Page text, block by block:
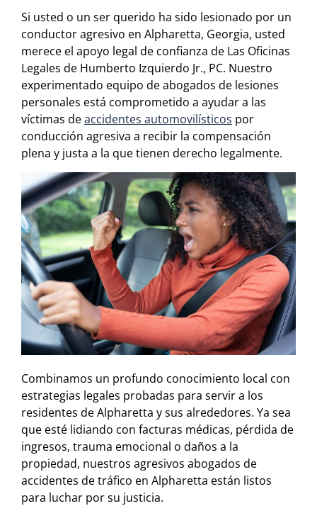
Si usted o un ser querido ha sido lesionado por un
conductor agresivo en Alpharetta, Georgia, usted
merece el apoyo legal de confianza de Las Oficinas
Legales de Humberto Izquierdo Jr., PC. Nuestro
experimentado equipo de abogados de lesiones
personales está comprometido a ayudar a las
víctimas deaccidentes automovilísticos por
conducción agresiva a recibir la compensación
plena y justa a la que tienen derecho legalmente.
Combinamos un profundo conocimiento local con
estrategias legales probadas para servir a los
residentes de Alpharetta y sus alrededores. Ya sea
que esté lidiando con facturas médicas, pérdida de
ingresos, trauma emocional o daños a la
propiedad, nuestros agresivos abogados de
accidentes de tráfico en Alpharetta están listos
para luchar por su justicia.